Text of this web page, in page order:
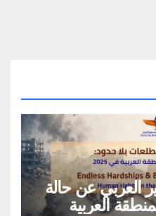
العربي عن حالة
العربية